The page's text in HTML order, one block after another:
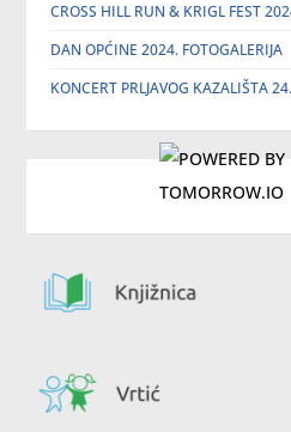
CROSS HILL RUN & KRIGL FEST
DAN OPĆINE 2024. FOTOGALERIJA
KONCERT PRLJAVOG KAZALIŠTA